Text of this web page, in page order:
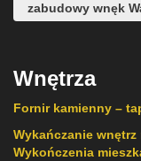
zabudowy wnęk
Wnętrza
Fornir kamienny –
Wykańczanie wnętrz
Wykończenia